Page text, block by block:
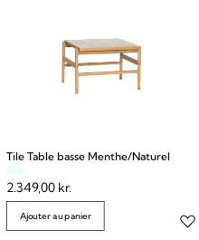
Tile Table basse Menthe/Naturel
2.349,00 kr.
Ajouter au panier